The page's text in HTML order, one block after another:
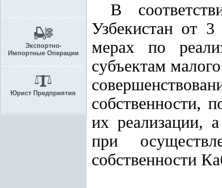
Экспортно-
Импортные Операции
Юрист Предприятия
В
Узбекистан от
мерах по
субъектам
собственности,
их реализации,
при
собственности